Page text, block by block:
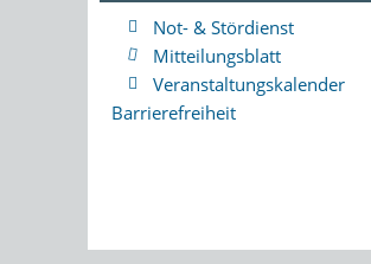
Not- & Stördienst
Mitteilungsblatt
Veranstaltungskalender
Barrierefreiheit